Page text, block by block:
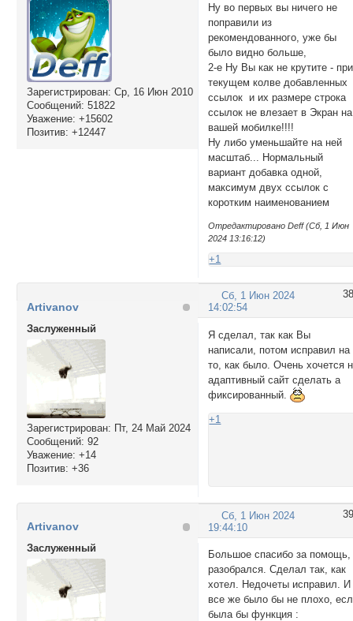
Зарегистрирован: Ср, 16 Июн 2010
Сообщений: 51822
Уважение: +15602
Позитив: +12447
Ну во первых вы ничего не
поправили из
рекомендованного, уже бы
было видно больше,
2-е Ну Вы как не крутите - при
текущем колве добавленных
ссылок и их размере строка
ссылок не влезает в Экран на
вашей мобилке!!!!
Ну либо уменьшайте на ней
масштаб... Нормальный
вариант добавка одной,
максимум двух ссылок с
коротким наименованием
Отредактировано Deff (Сб, 1 Июн
2024 13:16:12)
+1
38
Сб, 1 Июн 2024
14:02:54
Artivanov
Заслуженный
Зарегистрирован: Пт, 24 Май 2024
Сообщений: 92
Уважение: +14
Позитив: +36
Я сделал, так как Вы
написали, потом исправил на
то, как было. Очень хочется
адаптивный сайт сделать а
фиксированный.
+1
39
Сб, 1 Июн 2024
19:44:10
Artivanov
Заслуженный
Большое спасибо за помощь,
разобрался. Сделал так, как
хотел. Недочеты исправил. И
все же было бы не плохо,
была бы функция :